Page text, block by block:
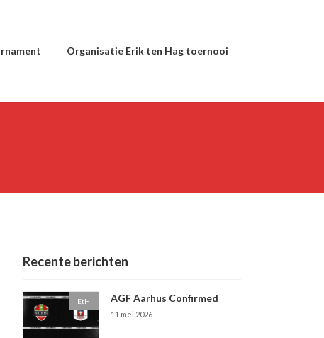
Organisatie Erik ten Hag toernooi
Recente berichten
EtH AGF Aarhus Confirmed
11 mei 2026